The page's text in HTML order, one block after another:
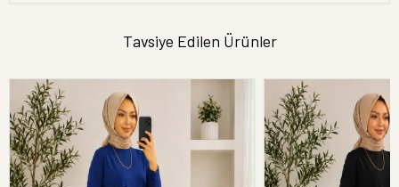
Tavsiye Edilen Ürünler